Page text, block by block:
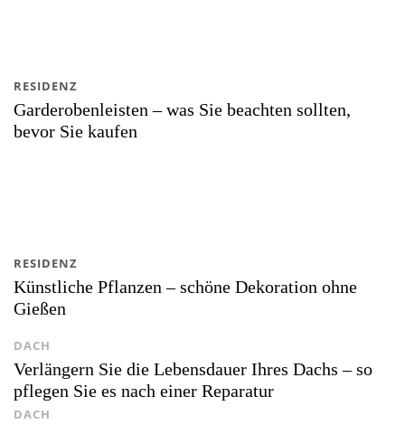
Garderobenleisten – was Sie beachten sollten,
bevor Sie kaufen
RESIDENZ
Künstliche Pflanzen – schöne Dekoration ohne
Gießen
RESIDENZ
Verlängern Sie die Lebensdauer Ihres Dachs – so
pflegen Sie es nach einer Reparatur
DACH
DACH